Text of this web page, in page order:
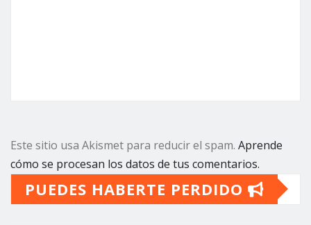
Este sitio usa Akismet para reducir el spam. Aprende
cómo se procesan los datos de tus comentarios.
PUEDES HABERTE PERDIDO